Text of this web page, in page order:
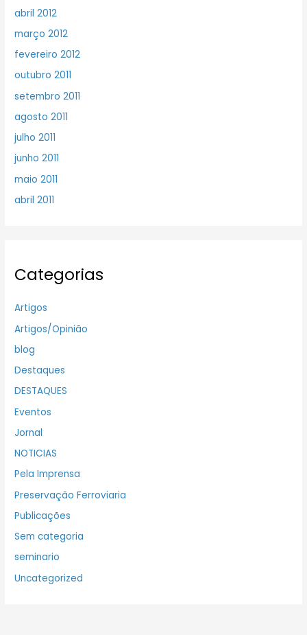
abril 2012
março 2012
fevereiro 2012
outubro 2011
setembro 2011
agosto 2011
julho 2011
junho 2011
maio 2011
abril 2011
Categorias
Artigos
Artigos/Opinião
blog
Destaques
DESTAQUES
Eventos
Jornal
NOTICIAS
Pela Imprensa
Preservação Ferroviaria
Publicações
Sem categoria
seminario
Uncategorized